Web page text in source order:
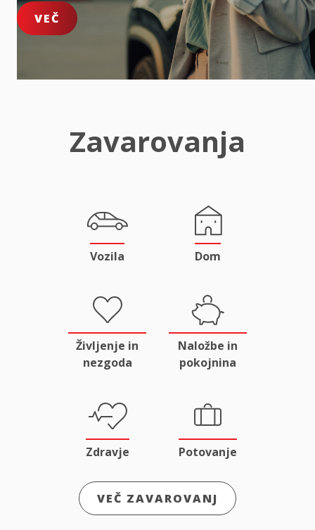
VEČ
Zavarovanja
Vozila Dom
Življenje in
nezgoda
Naložbe in
pokojnina
Zdravje Potovanje
VEČ ZAVAROVANJ